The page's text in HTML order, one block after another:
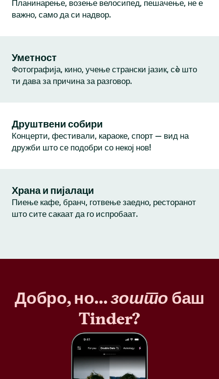
Планинарење, возење велосипед, пешачење, не е
важно, само да си надвор.
Уметност
Фотографија, кино, учење странски јазик, сè што
ти дава за причина за разговор.
Друштвени собири
Концерти, фестивали, караоке, спорт — вид на
дружби што се подобри со некој нов!
Храна и пијалаци
Пиење кафе, бранч, готвење заедно, ресторанот
што сите сакаат да го испробаат.
Добро, но…зошто баш
Tinder?